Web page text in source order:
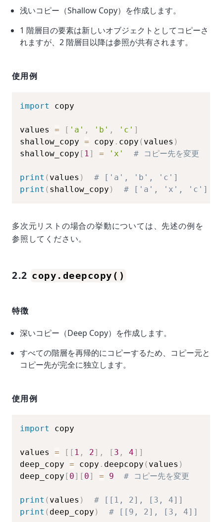
浅いコピー（Shallow Copy）を作成します。
1 階層目の要素は新しいオブジェクトとしてコピーさ
れますが、2 階層目以降は参照が共有されます。
使用例
import copy
values = [ 'a' , 'b' , 'c' ]
shallow_copy = copy . copy ( values )
shallow_copy [ 1] = 'x' # コピー先を変更
print ( values )
# ['a', 'b', 'c']
print ( shallow_copy ) # ['a', 'x', 'c']
多次元リストの場合の挙動については、先述の例を
参照してください。
2.2 copy.deepcopy()
特徴
深いコピー（Deep Copy）を作成します。
すべての階層を再帰的にコピーするため、コピー元と
コピー先が完全に独立します。
使用例
import copy
values = [ [ 1 , 2] , [ 3 , 4] ]
deep_copy = copy . deepcopy ( values )
deep_copy [ 0] [ 0] = 9 # コピー先を変更
print ( values )
# [[1, 2], [3, 4]]
print ( deep_copy ) # [[9, 2], [3, 4]]